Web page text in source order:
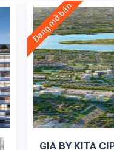
mang đến một khu đô
tầm nhìn thoáng đãng
bán đảo Quảng An,
Đang mở bán
GIA BY KITA